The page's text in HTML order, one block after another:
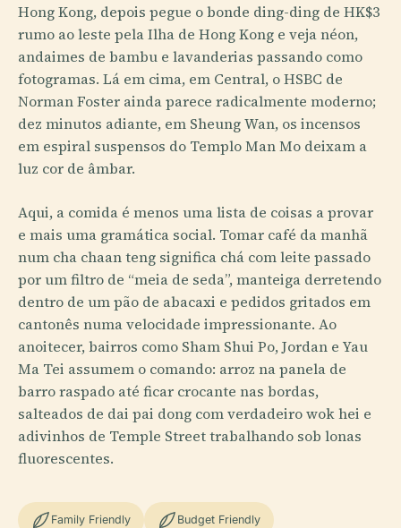
Hong Kong, depois pegue o bonde ding-ding de HK$3
rumo ao leste pela Ilha de Hong Kong e veja néon,
andaimes de bambu e lavanderias passando como
fotogramas. Lá em cima, em Central, o HSBC de
Norman Foster ainda parece radicalmente moderno;
dez minutos adiante, em Sheung Wan, os incensos
em espiral suspensos do Templo Man Mo deixam a
luz cor de âmbar.
Aqui, a comida é menos uma lista de coisas a provar
e mais uma gramática social. Tomar café da manhã
num cha chaan teng significa chá com leite passado
por um filtro de “meia de seda”, manteiga derretendo
dentro de um pão de abacaxi e pedidos gritados em
cantonês numa velocidade impressionante. Ao
anoitecer, bairros como Sham Shui Po, Jordan e Yau
Ma Tei assumem o comando: arroz na panela de
barro raspado até ficar crocante nas bordas,
salteados de dai pai dong com verdadeiro wok hei e
adivinhos de Temple Street trabalhando sob lonas
fluorescentes.
Family Friendly Budget Friendly